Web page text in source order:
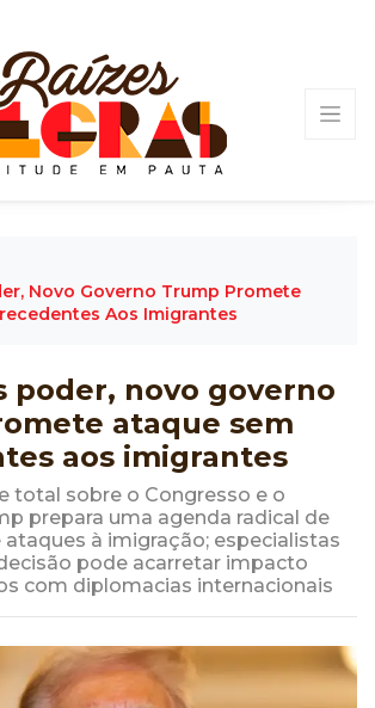
Novo Governo Trump Promete
Aos Imigrantes
poder, novo governo
ataque sem
aos imigrantes
total sobre o Congresso e o
prepara uma agenda radical de
à imigração; especialistas
pode acarretar impacto
com diplomacias internacionais